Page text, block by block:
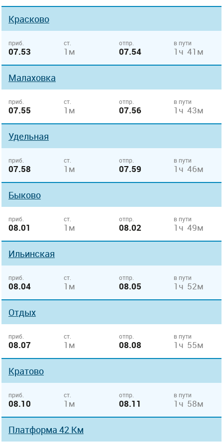
Красково
приб.
07.53
ст.
1м
отпр.
07.54
в пути
1ч 41м
Малаховка
приб.
07.55
ст.
1м
отпр.
07.56
в пути
1ч 43м
Удельная
приб.
07.58
ст.
1м
отпр.
07.59
в пути
1ч 46м
Быково
приб.
08.01
ст.
1м
отпр.
08.02
в пути
1ч 49м
Ильинская
приб.
08.04
ст.
1м
отпр.
08.05
в пути
1ч 52м
Отдых
приб.
08.07
ст.
1м
отпр.
08.08
в пути
1ч 55м
Кратово
приб.
08.10
ст.
1м
отпр.
08.11
в пути
1ч 58м
Платформа 42 Км